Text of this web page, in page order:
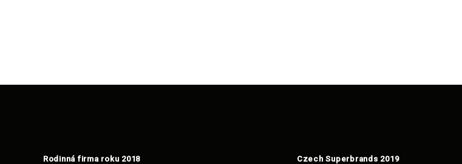
Rodinná firma roku 2018
Czech Superbrands 2019